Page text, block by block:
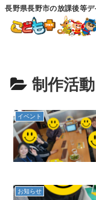
長野県長野市の放課後等
制作活動
イベント
お知らせ